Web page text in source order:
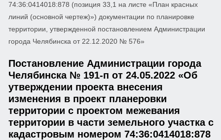
74:36:0414018:878 (позиция 33,1 на листе «План красных
линий (основной чертеж)») документации по планировке
территории, утвержденной постановлением Администрации
города Челябинска от 22.12.2020 № 576»
Постановление Администрации города
Челябинска № 191-п от 24.05.2022 «Об
утверждении проекта внесения
изменения в проект планеровки
территории с проектом межевания
территории в части земельного участка с
кадастровым номером 74:36:0414018:878